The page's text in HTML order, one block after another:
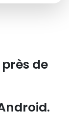
de